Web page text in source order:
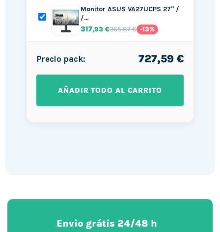
Monitor ASUS VA27UCPS 27" /
/…
317,93 €365,87 € -13%
Precio pack: 727,59 €
AÑADIR TODO AL CARRITO
Envio grátis 24/48 h